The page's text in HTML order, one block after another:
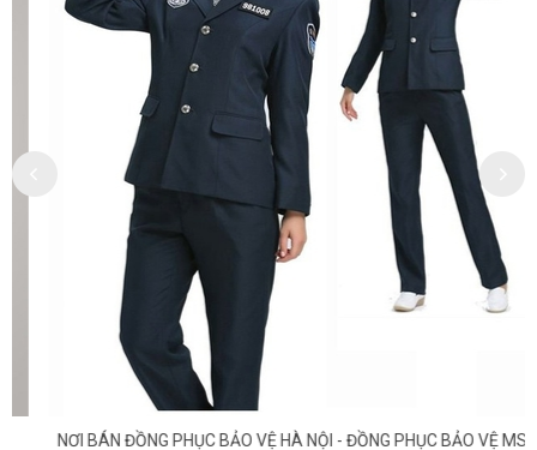
NƠI BÁN ĐỒNG PHỤC BẢO VỆ HÀ NỘI - ĐỒNG PHỤC BẢO VỆ MS